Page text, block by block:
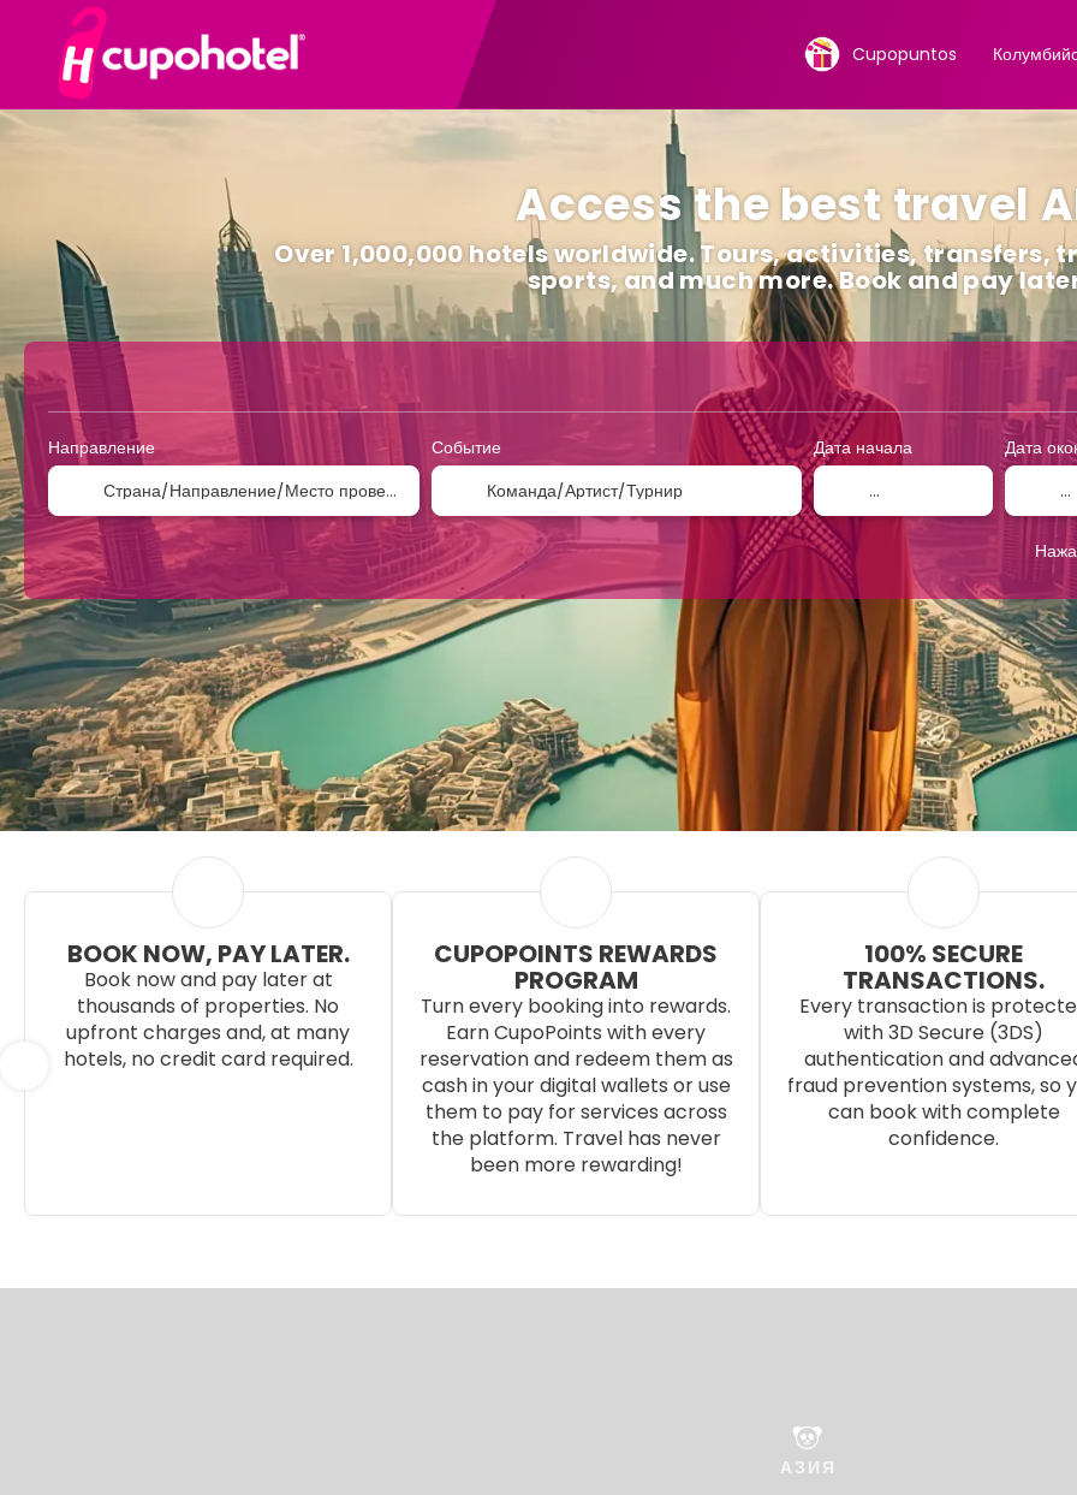
Cupopuntos
Access the best travel
Over 1,000,000 hotels worldwide. Tours, activities, transfers,
sports, and much more. Book and pay
Спорт и мероприятия Приспособление прокат автомобилей
Направление Событие Дата начала
Дата
BOOK NOW, PAY LATER.
Book now and pay later at
thousands of properties. No
upfront charges and, at many
hotels, no credit card required.
CUPOPOINTS REWARDS
PROGRAM
Turn every booking into rewards.
Earn CupoPoints with every
reservation and redeem them as
cash in your digital wallets or use
them to pay for services across
the platform. Travel has never
been more rewarding!
100% SECURE
TRANSACTIONS.
Every transaction is
with 3D Secure (3DS)
authentication and
fraud prevention systems, so
can book with complete
confidence.
АЗИЯ